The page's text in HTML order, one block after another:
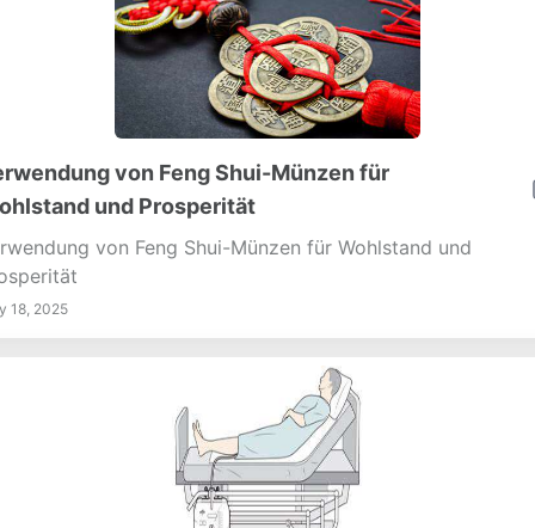
von Feng Shui-Münzen für
und Prosperität
von Feng Shui-Münzen für Wohlstand und
18, 2025